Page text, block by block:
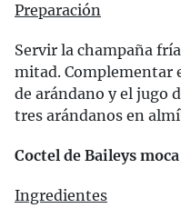
Preparación
Servir la champaña
mitad. Complementar
de arándano y el jugo
tres arándanos en
Coctel de Baileys moca
Ingredientes